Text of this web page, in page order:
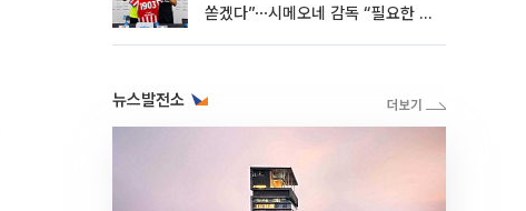
쏟겠다”⋯시메오네 감독 “필요한 선
뉴스발전소